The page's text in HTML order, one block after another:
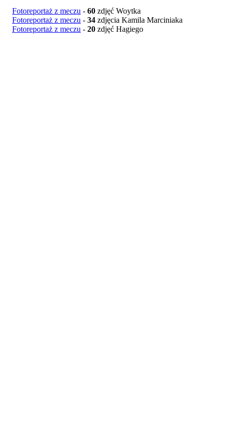
Fotoreportaż z meczu - 60 zdjęć Woytka
Fotoreportaż z meczu - 34 zdjęcia Kamila Marciniaka
Fotoreportaż z meczu - 20 zdjęć Hagiego